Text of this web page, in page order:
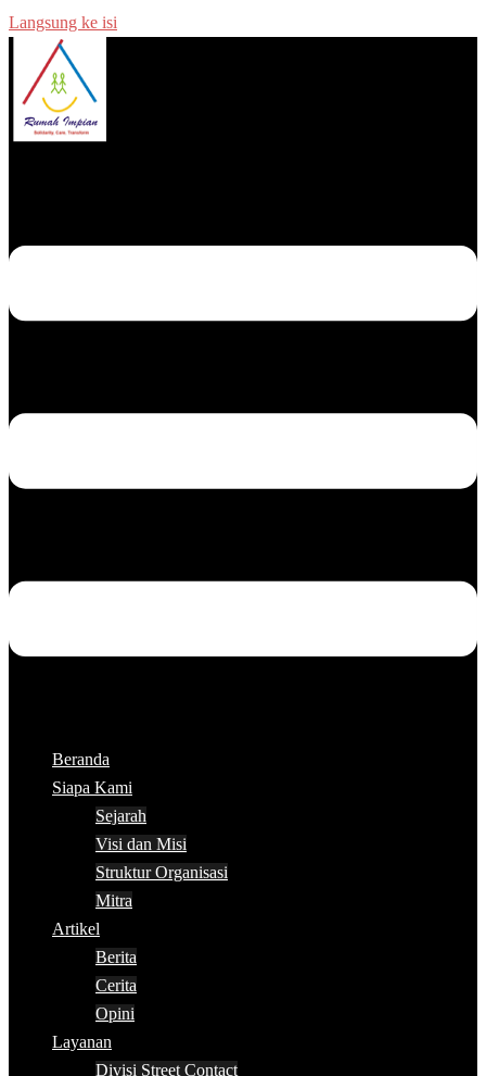
Langsung ke isi
Beranda
Siapa Kami
Sejarah
Visi dan Misi
Struktur Organisasi
Mitra
Artikel
Berita
Cerita
Opini
Layanan
Divisi Street Contact